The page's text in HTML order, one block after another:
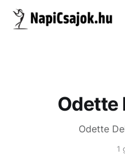
Odette
Odette
1